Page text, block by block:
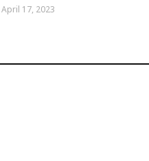
April 17, 2023